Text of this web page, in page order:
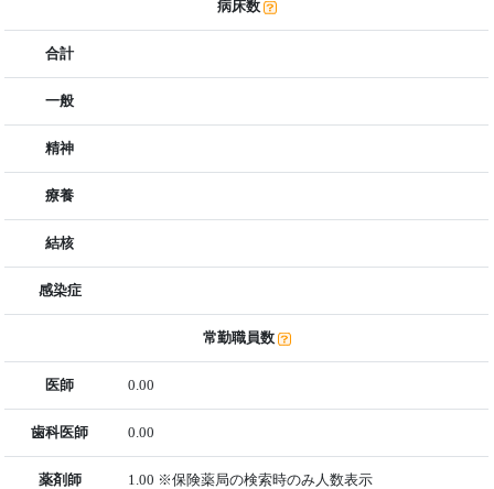
病床数
合計
一般
精神
療養
結核
感染症
常勤職員数
医師 0.00
歯科医師 0.00
薬剤師 1.00 ※保険薬局の検索時のみ人数表示